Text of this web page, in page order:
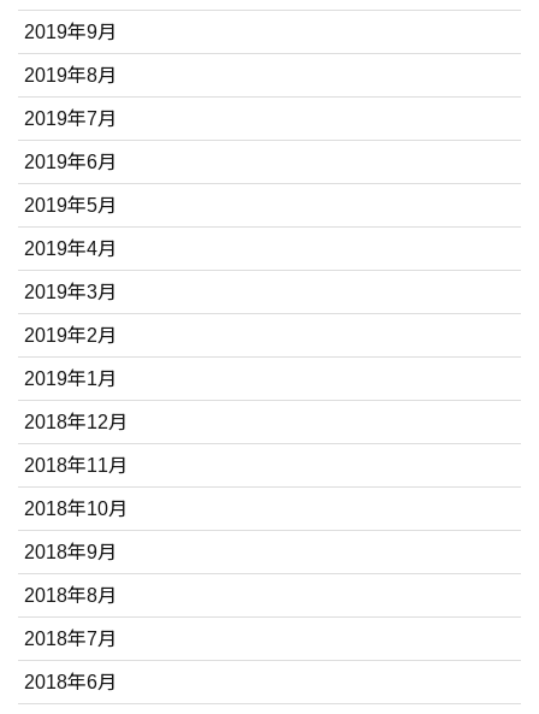
2019年9月
2019年8月
2019年7月
2019年6月
2019年5月
2019年4月
2019年3月
2019年2月
2019年1月
2018年12月
2018年11月
2018年10月
2018年9月
2018年8月
2018年7月
2018年6月